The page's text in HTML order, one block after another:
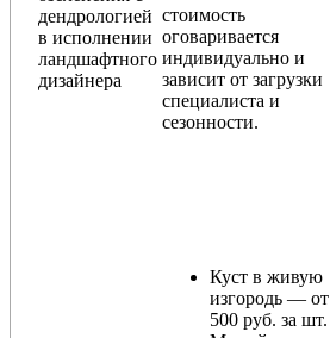
дендрологией
в исполнении
ландшафтного
дизайнера
стоимость
оговаривается
индивидуально и
зависит от загрузки
специалиста и
сезонности.
Куст в живую
изгородь — от
500 руб. за шт.